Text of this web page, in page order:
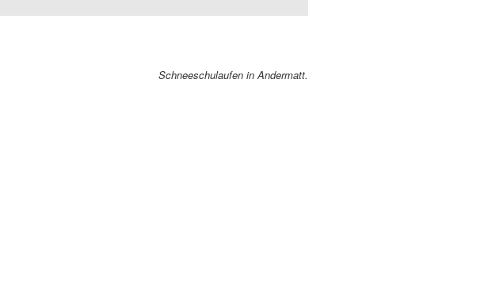
Schneeschulaufen in Andermatt.